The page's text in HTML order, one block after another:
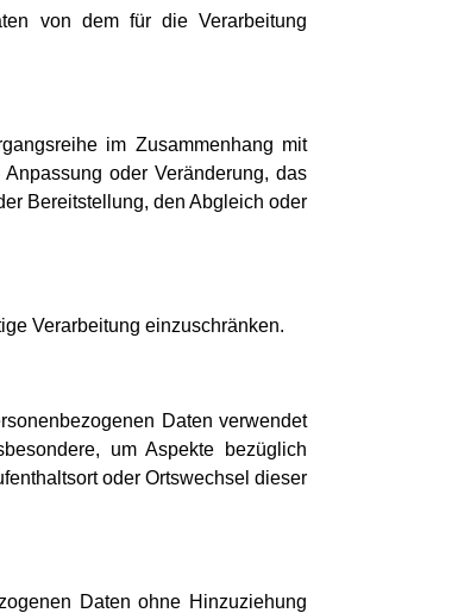
von dem für die Verarbeitung
im Zusammenhang mit
oder Veränderung, das
Bereitstellung, den Abgleich oder
Verarbeitung einzuschränken.
Daten verwendet
um Aspekte bezüglich
oder Ortswechsel dieser
Daten ohne Hinzuziehung